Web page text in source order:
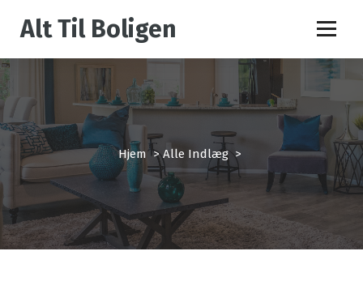
e
e
i
n
d
h
o
Alt Til Boligen
Hjem>Alle Indlæg>